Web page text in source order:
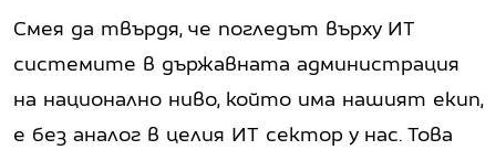
Смея да твърдя, че погледът върху ИТ
системите в държавната администрация
на национално ниво, който има нашият екип,
е без аналог в целия ИТ сектор у нас. Това